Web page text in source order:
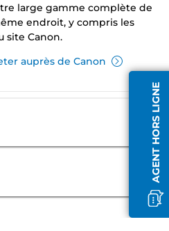
AGENT HORS LIGNE
large gamme complète de
endroit, y compris les
site Canon.
auprès de Canon